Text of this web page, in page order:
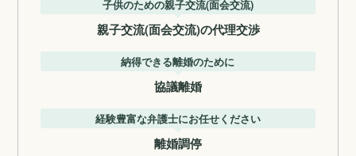
子供のための親子交流(面会交流)
親子交流(面会交流)の代理交渉
納得できる離婚のために
協議離婚
経験豊富な弁護士にお任せください
離婚調停